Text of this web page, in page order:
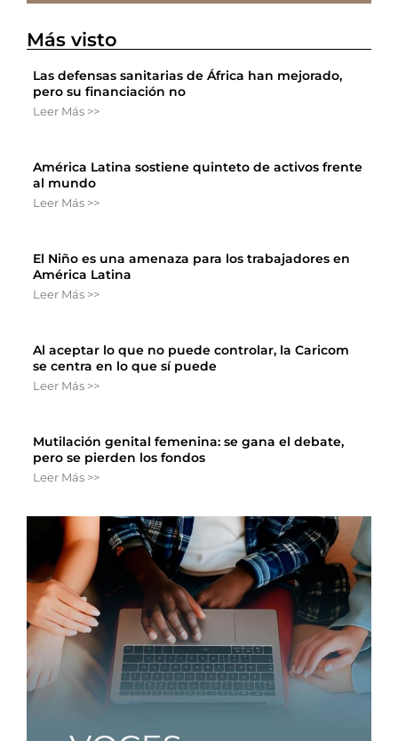
Más visto
Las defensas sanitarias de África han mejorado,
pero su financiación no
Leer Más >>
América Latina sostiene quinteto de activos frente
al mundo
Leer Más >>
El Niño es una amenaza para los trabajadores en
América Latina
Leer Más >>
Al aceptar lo que no puede controlar, la Caricom
se centra en lo que sí puede
Leer Más >>
Mutilación genital femenina: se gana el debate,
pero se pierden los fondos
Leer Más >>